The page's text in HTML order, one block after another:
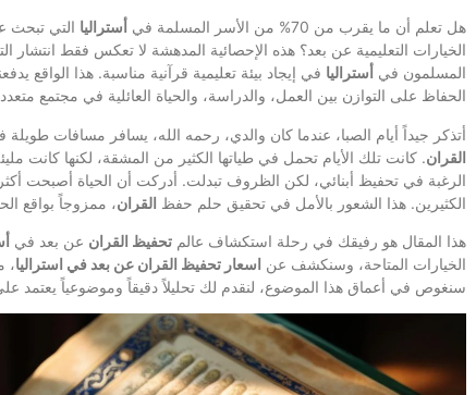
هل تعلم أن ما يقرب من 70% من الأسر المسلمة في أستراليا التي
الخيارات التعليمية عن بعد؟ هذه الإحصائية المدهشة لا تعكس فقط انتشار
المسلمون في أستراليا في إيجاد بيئة تعليمية قرآنية مناسبة. هذا
الحفاظ على التوازن بين العمل، والدراسة، والحياة العائلية في مجتمع
أتذكر جيداً أيام الصبا، عندما كان والدي، رحمه الله، يسافر مسافات طويلة
القران. كانت تلك الأيام تحمل في طياتها الكثير من المشقة، لكنها كانت
الرغبة في تحفيظ أبنائي، لكن الظروف تبدلت. أدركت أن الحياة أصبحت أكثر
الكثيرين. هذا الشعور بالأمل في تحقيق حلم حفظ القران، ممزوجاً بواقع
هذا المقال هو رفيقك في رحلة استكشاف عالمتحفيظ القران عن بعد في
الخيارات المتاحة، وسنكشف عن اسعار تحفيظ القران عن بعد في استراليا،
سنغوص في أعماق هذا الموضوع، لنقدم لك تحليلاً دقيقاً وموضوعياً يعتمد